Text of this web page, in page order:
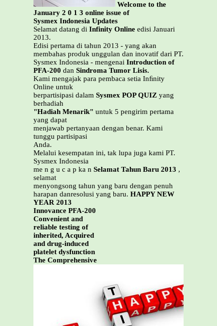
Welcome to the
January 2 0 1 3 online issue of
Sysmex Indonesia Updates
Selamat datang di Infinity Online edisi Januari
2013.
Edisi pertama di tahun 2013 - yang akan
membahas produk unggulan dan inovatif dari PT.
Sysmex Indonesia - mengenai Introduction of
PFA-200 dan Sindroma Tumor Lisis.
Kami mengajak para pembaca setia Inﬁnity
Online untuk
berpartisipasi dalam Sysmex POP QUIZ yang
berhadiah
"Hadiah Menarik" untuk 5 pengirim pertama
yang dapat
menjawab pertanyaan dengan benar. Kami
tunggu partisipasi
Anda.
Melalui kesempatan ini, tak lupa juga kami PT.
Sysmex Indonesia
me n g u c a p ka n Selamat Tahun Baru 2013 ,
selamat
menyongsong tahun yang baru dengan penuh
harapan danresolusi yang baru. HAPPY NEW
YEAR 2013
Innovance PFA-200
Convenient and
reliable testing of
inherited, Acquired
and drug-induced
platelet dysfunction
The Comprehensive